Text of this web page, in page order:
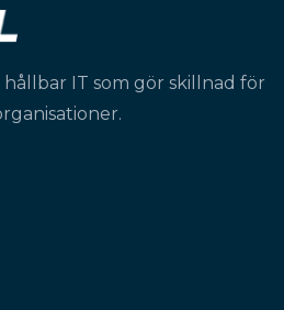
IT som gör skillnad för